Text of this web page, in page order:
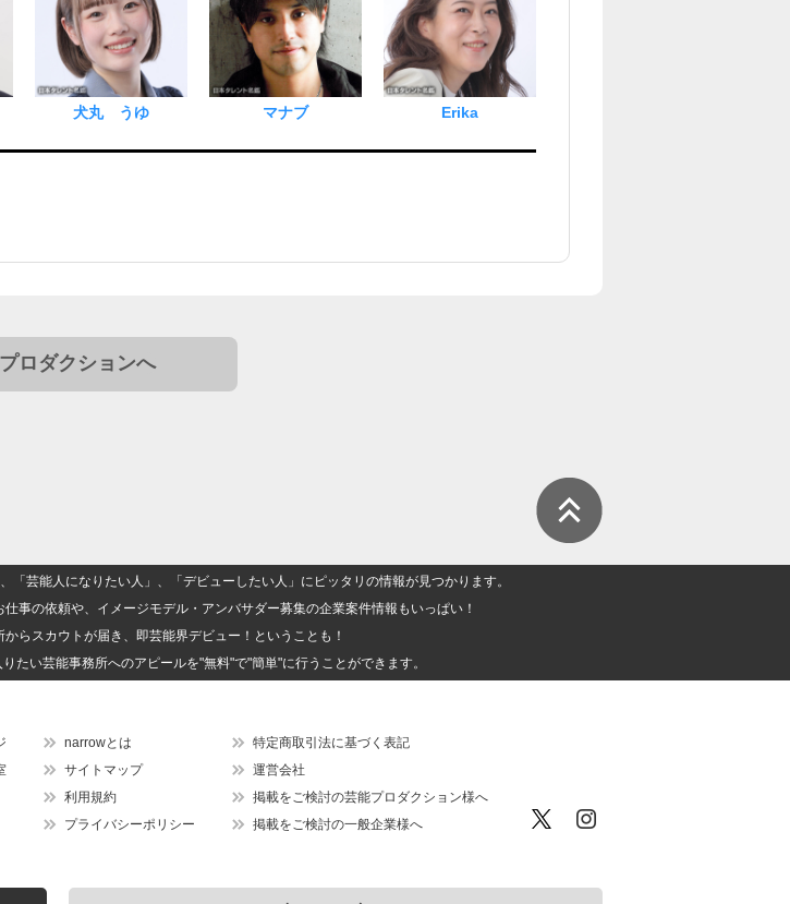
犬丸 うゆ マナブ Erika
ロダクションへ
芸能人になりたい人」、「デビューしたい人」にピッタリの情報が見つかります。
事の依頼や、イメージモデル・アンバサダー募集の企業案件情報もいっぱい！
らスカウトが届き、即芸能界デビュー！ということも！
たい芸能事務所へのアピールを"無料"で"簡単"に行うことができます。
narrowとは
サイトマップ
利用規約
プライバシーポリシー
特定商取引法に基づく表記
運営会社
掲載をご検討の芸能プロダクション様へ
掲載をご検討の一般企業様へ